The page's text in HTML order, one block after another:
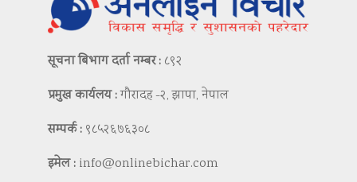
सूचना बिभाग दर्ता नम्बर : ८९२
प्रमुख कार्यलय :गौरादह -२, झापा, नेपाल
सम्पर्क : ९८५२६७६३०८
इमेल : info@onlinebichar.com